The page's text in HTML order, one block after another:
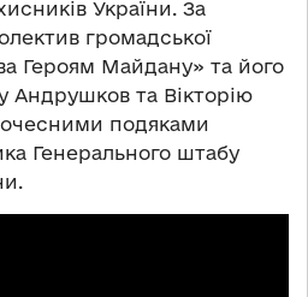
України. За
громадської
Героям Майдану» та його
Андрушков та Вікторію
подяками
Генерального штабу